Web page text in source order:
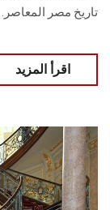
تاريخ مصر المعاصر.
اقرأ المزيد